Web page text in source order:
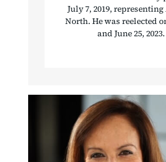
July 7, 2019,
North. He was reelected
and June 25, 2023.